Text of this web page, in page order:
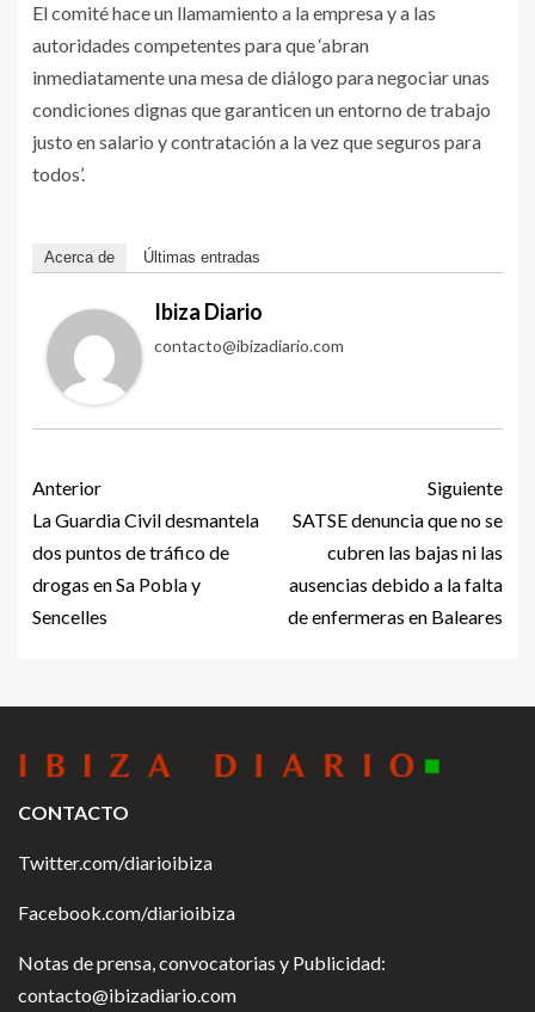
El comité hace un llamamiento a la empresa y a las
autoridades competentes para que ‘abran
inmediatamente una mesa de diálogo para negociar unas
condiciones dignas que garanticen un entorno de trabajo
justo en salario y contratación a la vez que seguros para
todos’.
Acerca de Últimas entradas
Ibiza Diario
contacto@ibizadiario.com
Anterior
La Guardia Civil desmantela
dos puntos de tráfico de
drogas en Sa Pobla y
Sencelles
Siguiente
SATSE denuncia que no se
cubren las bajas ni las
ausencias debido a la falta
de enfermeras en Baleares
CONTACTO
Twitter.com/diarioibiza
Facebook.com/diarioibiza
Notas de prensa, convocatorias y Publicidad:
contacto@ibizadiario.com